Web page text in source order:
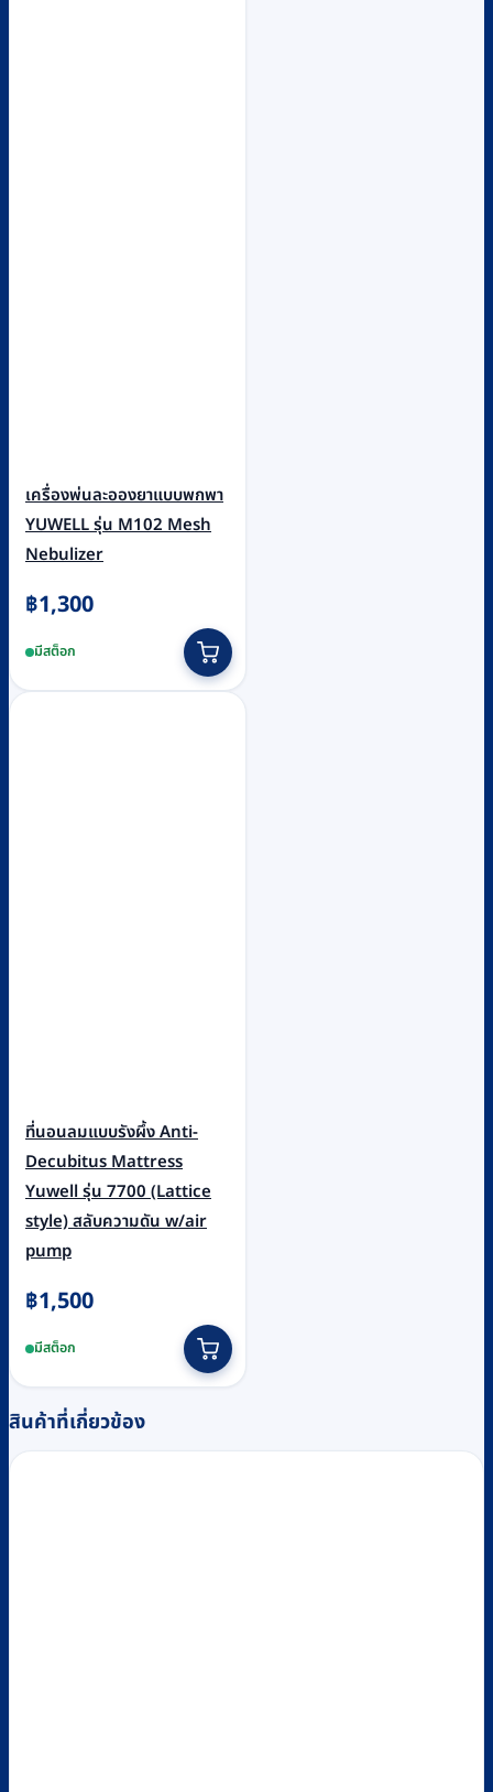
เครื่องพ่นละอองยาแบบพกพา
YUWELL รุ่น M102 Mesh
Nebulizer
฿1,300
มีสต็อก
ที่นอนลมแบบรังผึ้ง Anti-
Decubitus Mattress
Yuwell รุ่น 7700 (Lattice
style) สลับความดัน w/air
pump
฿1,500
มีสต็อก
สินค้าที่เกี่ยวข้อง